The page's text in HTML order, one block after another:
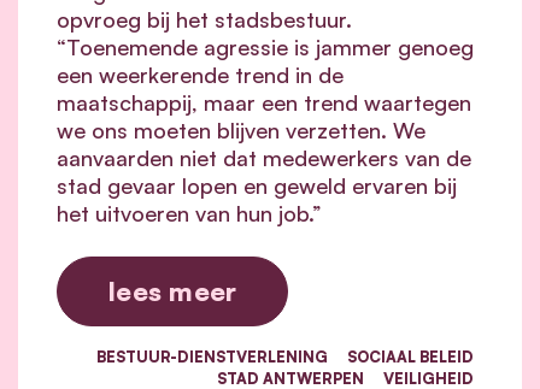
opvroeg bij het stadsbestuur.
“Toenemende agressie is jammer genoeg
een weerkerende trend in de
maatschappij, maar een trend waartegen
we ons moeten blijven verzetten. We
aanvaarden niet dat medewerkers van de
stad gevaar lopen en geweld ervaren bij
het uitvoeren van hun job.”
lees meer
BESTUUR-DIENSTVERLENING
SOCIAAL BELEID
STAD ANTWERPEN
VEILIGHEID